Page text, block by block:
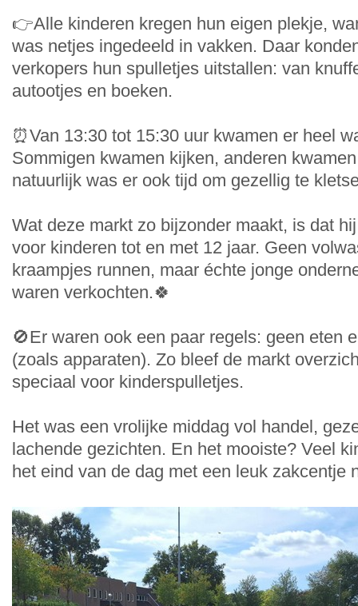
👉Alle kinderen kregen hun eigen plekje,
was netjes ingedeeld in vakken. Daar
verkopers hun spulletjes uitstallen: van
autootjes en boeken.
⏰Van 13:30 tot 15:30 uur kwamen er heel
Sommigen kwamen kijken, anderen
natuurlijk was er ook tijd om gezellig te
Wat deze markt zo bijzonder maakt, is dat
voor kinderen tot en met 12 jaar. Geen
kraampjes runnen, maar échte jonge
waren verkochten.🍀
🚫Er waren ook een paar regels: geen eten
(zoals apparaten). Zo bleef de markt
speciaal voor kinderspulletjes.
Het was een vrolijke middag vol handel,
lachende gezichten. En het mooiste? Veel
het eind van de dag met een leuk zakcentje